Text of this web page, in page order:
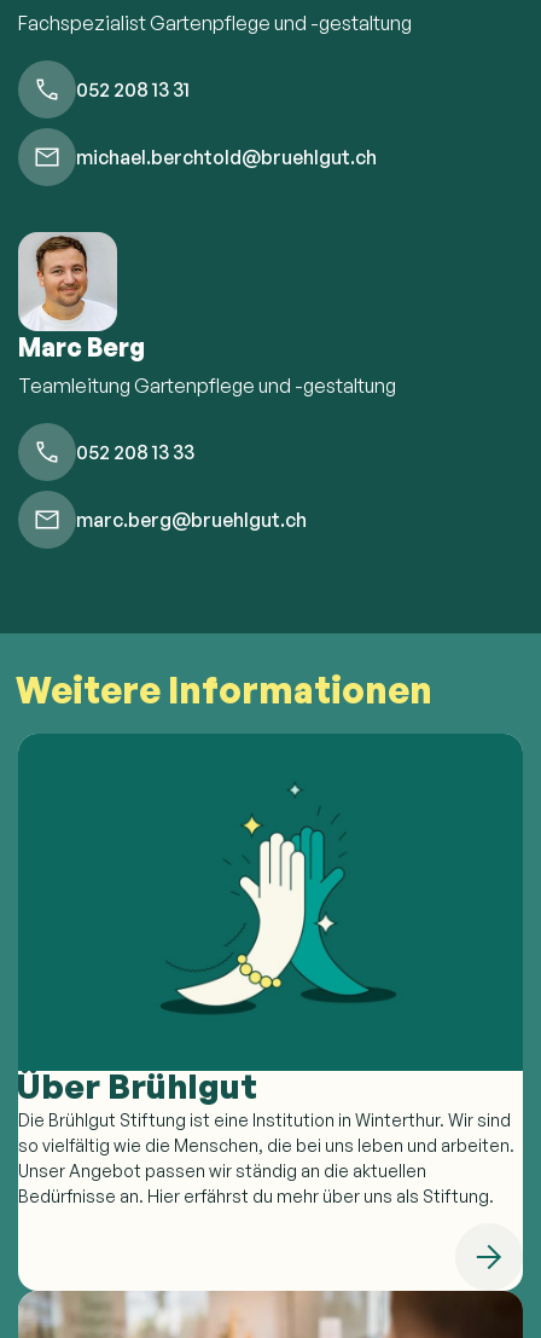
Fachspezialist Gartenpflege und -gestaltung
052 208 13 31
michael.berchtold@bruehlgut.ch
Marc Berg
Teamleitung Gartenpflege und -gestaltung
052 208 13 33
marc.berg@bruehlgut.ch
Weitere Informationen
Über Brühlgut
Die Brühlgut Stiftung ist eine Institution in Winterthur. Wir sind
so vielfältig wie die Menschen, die bei uns leben und arbeiten.
Unser Angebot passen wir ständig an die aktuellen
Bedürfnisse an. Hier erfährst du mehr über uns als Stiftung.